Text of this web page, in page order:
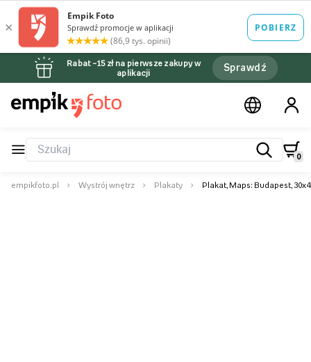
Rabat –15 zł na pierwsze zakupy w
aplikacji
Sprawdź
0
empikfoto.pl Wystrój wnętrz Plakaty Plakat, Maps: Budapest,